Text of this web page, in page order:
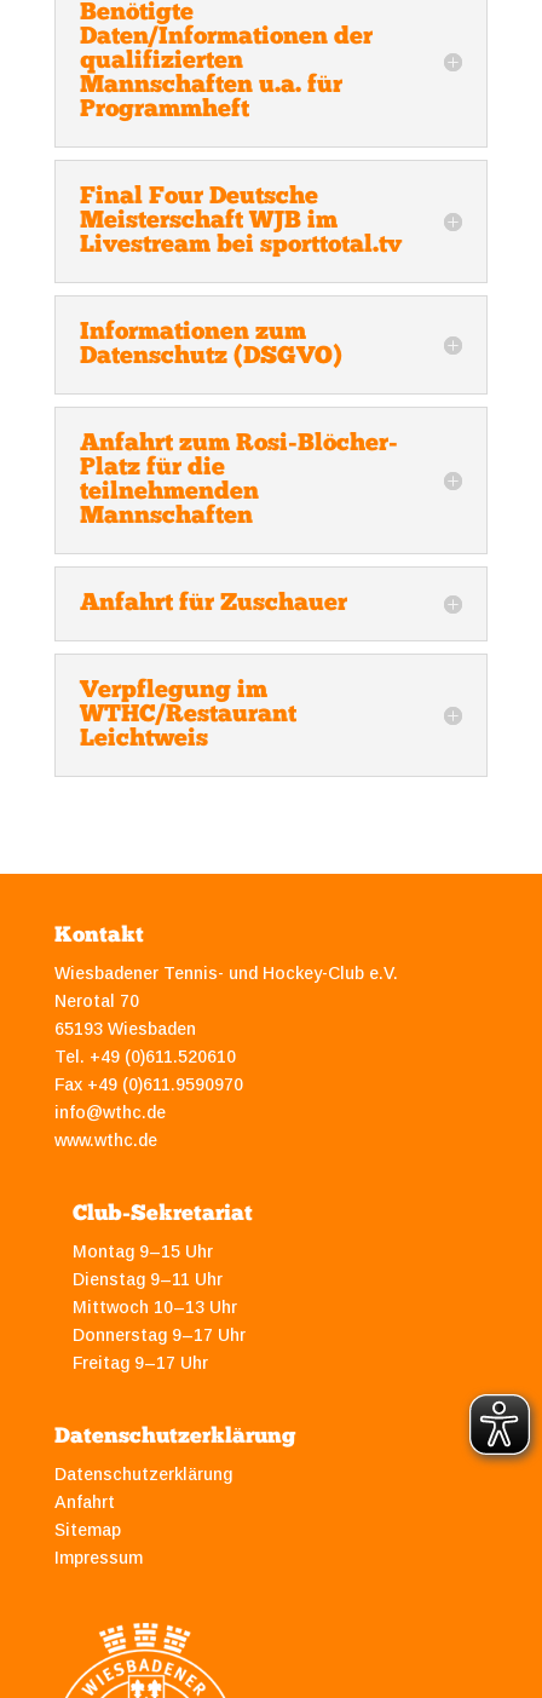
Benötigte
Daten/Informationen der
qualifizierten
Mannschaften u.a. für
Programmheft
Final Four Deutsche
Meisterschaft WJB im
Livestream bei sporttotal.tv
Informationen zum
Datenschutz (DSGVO)
Anfahrt zum Rosi-Blöcher-
Platz für die
teilnehmenden
Mannschaften
Anfahrt für Zuschauer
Verpflegung im
WTHC/Restaurant
Leichtweis
Kontakt
Wiesbadener Tennis- und Hockey-Club e.V.
Nerotal 70
65193 Wiesbaden
Tel. +49 (0)611.520610
Fax +49 (0)611.9590970
info@wthc.de
www.wthc.de
Club-Sekretariat
Montag 9–15 Uhr
Dienstag 9–11 Uhr
Mittwoch 10–13 Uhr
Donnerstag 9–17 Uhr
Freitag 9–17 Uhr
Datenschutzerklärung
Datenschutzerklärung
Anfahrt
Sitemap
Impressum